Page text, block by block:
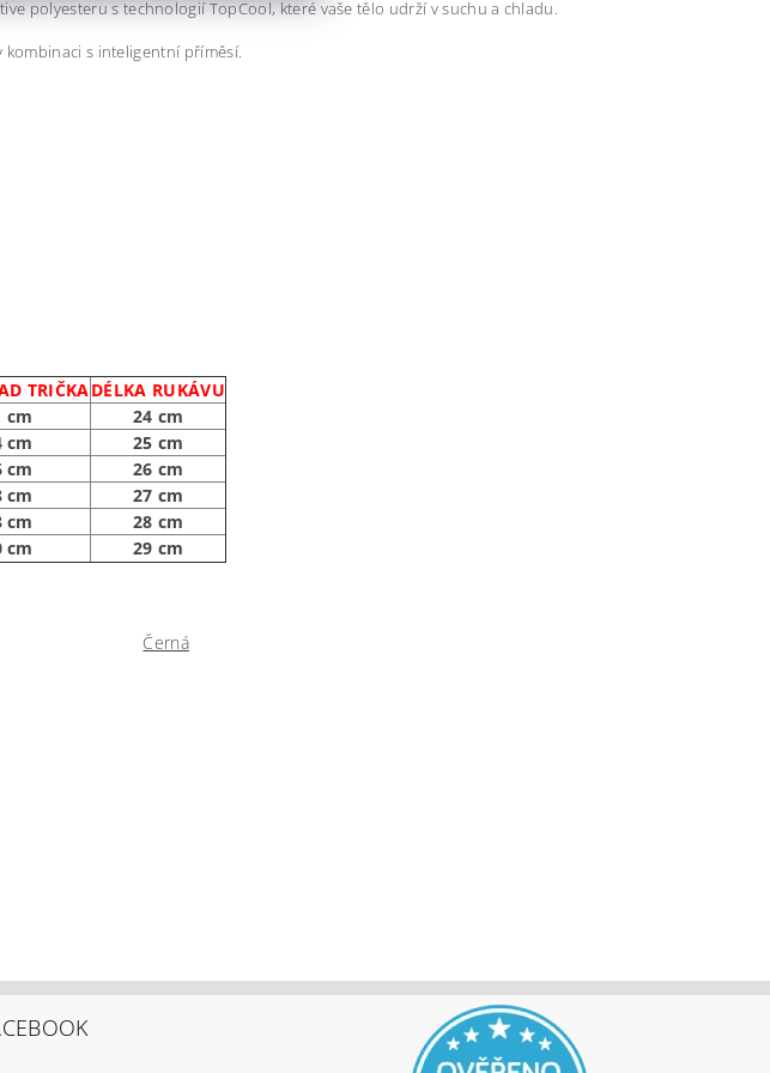
polyesteru s technologií TopCool, které vaše tělo udrží v suchu a chladu.
s inteligentní příměsí.
TRIČKADÉLKA RUKÁVU
cm
24 cm
cm
25 cm
cm
26 cm
cm
27 cm
cm
28 cm
cm 29 cm
Černá